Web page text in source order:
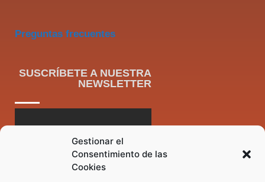
Gestionar el
Consentimiento de las
Cookies
Preguntas frecuentes
SUSCRÍBETE A NUESTRA
NEWSLETTER